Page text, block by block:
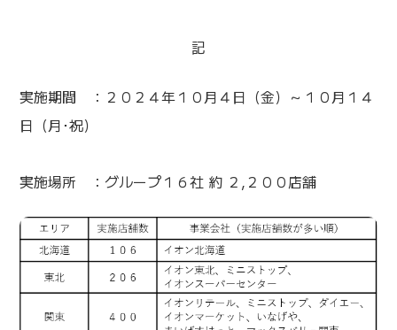
記
実施期間 ：２０２４年１０月４日（金）～１０月１４
日（月･祝）
実施場所 ：グループ１６社 約 ２,２００店舗